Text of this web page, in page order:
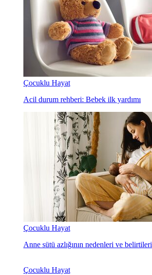
Çocuklu Hayat
Acil durum rehberi: Bebek ilk yardımı
Çocuklu Hayat
Anne sütü azlığının nedenleri ve belirtileri
Çocuklu Hayat